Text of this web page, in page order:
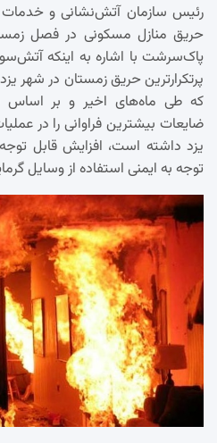
رئیس سازمان آتش‌نشانی و خدمات
حریق منازل مسکونی در فصل
پرتکرارترین حریق زمستان در شهر
که طی ماه‌های اخیر و بر اساس
ضایعات بیشترین فراوانی را در
یزد داشته است، افزایش قابل
توجه به ایمنی استفاده از وسایل